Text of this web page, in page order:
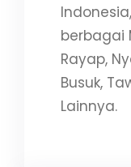
berbagai
Rayap,
Busuk,
Lainnya.